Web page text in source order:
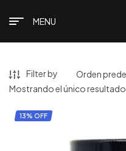
MENU
Filter by
Mostrando el único resultado
13% OFF